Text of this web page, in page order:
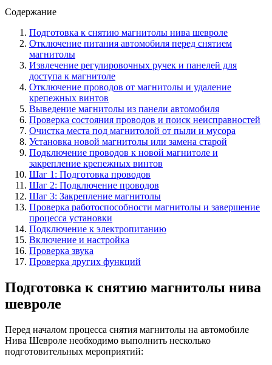
Содержание
Подготовка к снятию магнитолы нива шевроле
Отключение питания автомобиля перед снятием
магнитолы
Извлечение регулировочных ручек и панелей для
доступа к магнитоле
Отключение проводов от магнитолы и удаление
крепежных винтов
Выведение магнитолы из панели автомобиля
Проверка состояния проводов и поиск неисправностей
Очистка места под магнитолой от пыли и мусора
Установка новой магнитолы или замена старой
Подключение проводов к новой магнитоле и
закрепление крепежных винтов
Шаг 1: Подготовка проводов
Шаг 2: Подключение проводов
Шаг 3: Закрепление магнитолы
Проверка работоспособности магнитолы и завершение
процесса установки
Подключение к электропитанию
Включение и настройка
Проверка звука
Проверка других функций
Подготовка к снятию магнитолы нива
шевроле
Перед началом процесса снятия магнитолы на автомобиле
Нива Шевроле необходимо выполнить несколько
подготовительных мероприятий: